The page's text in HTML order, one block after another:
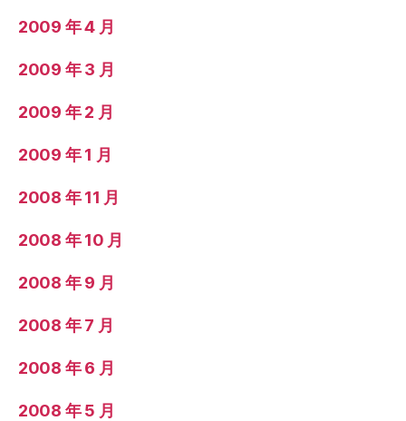
2009 年 4 月
2009 年 3 月
2009 年 2 月
2009 年 1 月
2008 年 11 月
2008 年 10 月
2008 年 9 月
2008 年 7 月
2008 年 6 月
2008 年 5 月